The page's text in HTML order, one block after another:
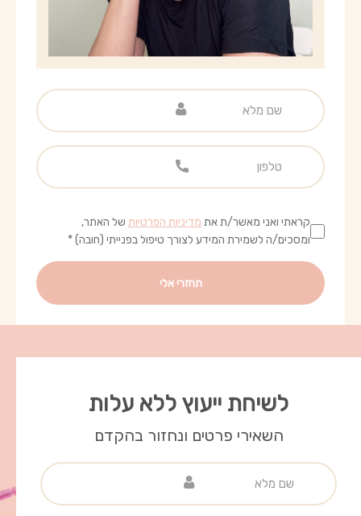
קראתי ואני מאשר/ת את מדיניות הפרטיות של האתר,
ומסכים/ה לשמירת המידע לצורך טיפול בפנייתי (חובה) *
לשיחת ייעוץ ללא עלות
השאירי פרטים ונחזור בהקדם